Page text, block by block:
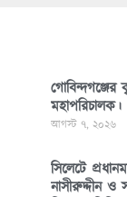
গোবিন্দগঞ্জের
মহাপরিচালক।
আগস্ট ৭, ২০২৬
সিলেটে
নাসীরুদ্দীন ও